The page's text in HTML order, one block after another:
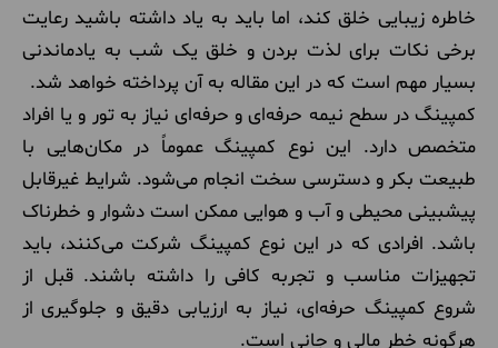
خاطره زیبایی خلق کند، اما باید به یاد داشته باشید رعایت
برخی نکات برای لذت بردن و خلق یک شب به یادماندنی
بسیار مهم است که در این مقاله به آن پرداخته خواهد شد.
کمپینگ در سطح نیمه حرفه‌ای و حرفه‌ای نیاز به تور و یا افراد
متخصص دارد. این نوع کمپینگ عموماً در مکان‌هایی با
طبیعت بکر و دسترسی سخت انجام می‌شود. شرایط غیرقابل
پیشبینی محیطی و آب و هوایی ممکن است دشوار و خطرناک
باشد. افرادی که در این نوع کمپینگ شرکت می‌کنند، باید
تجهیزات مناسب و تجربه کافی را داشته باشند. قبل از
شروع کمپینگ حرفه‌ای، نیاز به ارزیابی دقیق و جلوگیری از
هرگونه خطر مالی و جانی است.